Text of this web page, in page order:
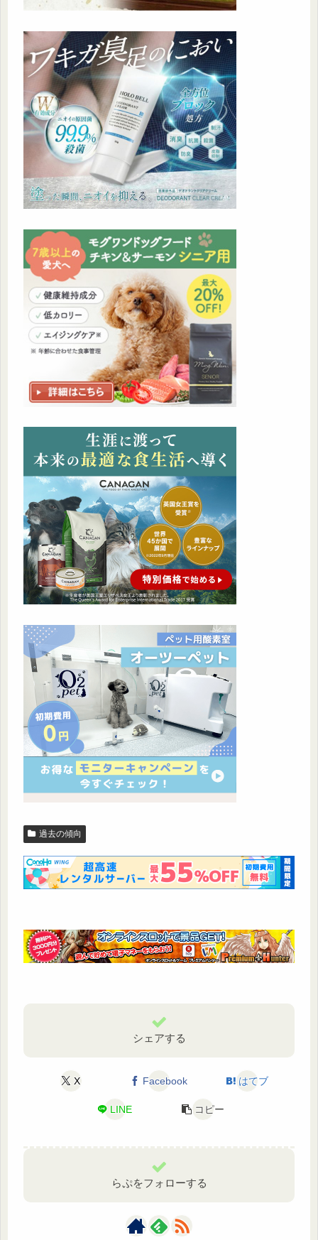
過去の傾向
シェアする
X Facebook はてブ
LINE コピー
らぷをフォローする